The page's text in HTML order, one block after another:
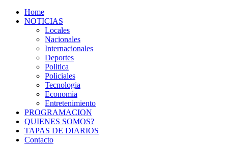
Home
NOTICIAS
Locales
Nacionales
Internacionales
Deportes
Politica
Policiales
Tecnologia
Economia
Entretenimiento
PROGRAMACION
QUIENES SOMOS?
TAPAS DE DIARIOS
Contacto